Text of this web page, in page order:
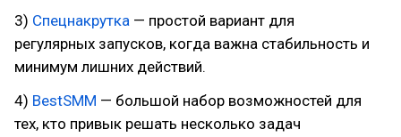
3) Спецнакрутка — простой вариант для
регулярных запусков, когда важна стабильность и
минимум лишних действий.
4) BestSMM — большой набор возможностей для
тех, кто привык решать несколько задач